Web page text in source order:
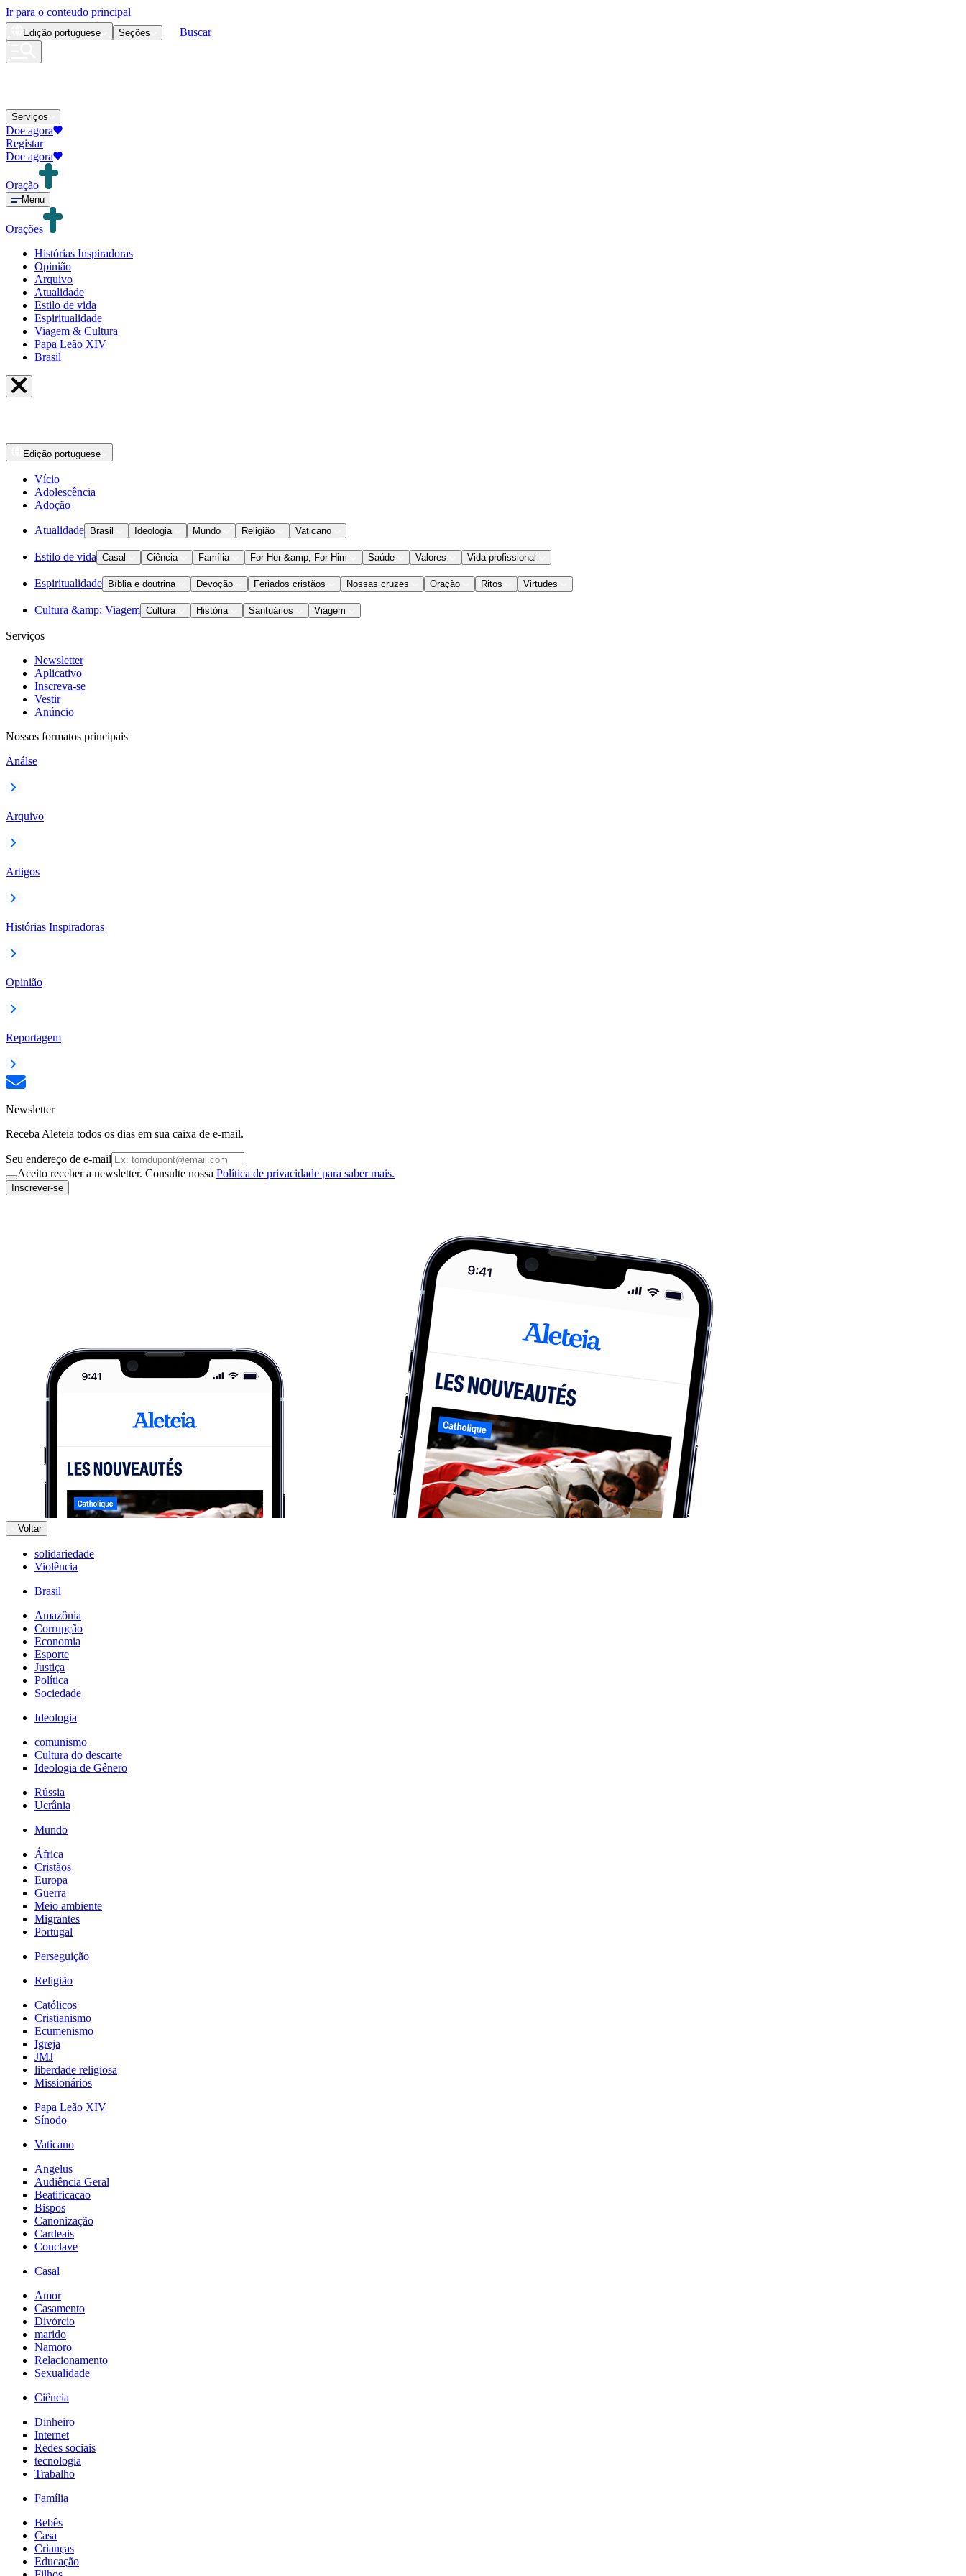
Ir para o conteudo principal
Edição portuguese Seções Buscar
Serviços
Doe agora
Registar
Doe agora
Oração
Menu
Orações
Histórias Inspiradoras
Opinião
Arquivo
Atualidade
Estilo de vida
Espiritualidade
Viagem & Cultura
Papa Leão XIV
Brasil
Edição portuguese
Vício
Adolescência
Adoção
Atualidade Brasil Ideologia Mundo Religião Vaticano
Estilo de vida Casal Ciência Família For Her &amp; For Him Saúde Valores Vida profissional
Espiritualidade Bíblia e doutrina Devoção Feriados cristãos Nossas cruzes Oração Ritos Virtudes
Cultura &amp; Viagem Cultura História Santuários Viagem
Serviços
Newsletter
Aplicativo
Inscreva-se
Vestir
Anúncio
Nossos formatos principais
Análse
Arquivo
Artigos
Histórias Inspiradoras
Opinião
Reportagem
Newsletter
Receba Aleteia todos os dias em sua caixa de e-mail.
Seu endereço de e-mail
Aceito receber a newsletter. Consulte nossa Política de privacidade para saber mais.
Inscrever-se
Voltar
solidariedade
Violência
Brasil
Amazônia
Corrupção
Economia
Esporte
Justiça
Política
Sociedade
Ideologia
comunismo
Cultura do descarte
Ideologia de Gênero
Rússia
Ucrânia
Mundo
África
Cristãos
Europa
Guerra
Meio ambiente
Migrantes
Portugal
Perseguição
Religião
Católicos
Cristianismo
Ecumenismo
Igreja
JMJ
liberdade religiosa
Missionários
Papa Leão XIV
Sínodo
Vaticano
Angelus
Audiência Geral
Beatificacao
Bispos
Canonização
Cardeais
Conclave
Casal
Amor
Casamento
Divórcio
marido
Namoro
Relacionamento
Sexualidade
Ciência
Dinheiro
Internet
Redes sociais
tecnologia
Trabalho
Família
Bebês
Casa
Crianças
Educação